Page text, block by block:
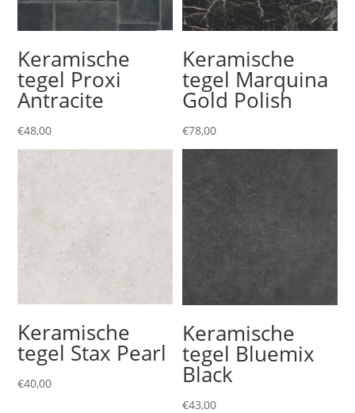
Keramische
tegel Proxi
Antracite
€48,00
Keramische
tegel Marquina
Gold Polish
€78,00
Keramische
tegel Stax Pearl
€40,00
Keramische
tegel Bluemix
Black
€43,00